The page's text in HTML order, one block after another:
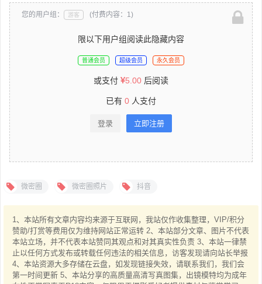
您的用户组： 游客 (付费内容：1)
限以下用户组阅读此隐藏内容
普通会员 超级会员 永久会员
或支付 5.00 后阅读
已有 0 人支付
登录 立即注册
微密圈 微密圈照片 抖音
1、本站所有文章内容均来源于互联网，我站仅作收集整理，VIP/积分
赞助/打赏等费用仅为维持网站正常运转 2、本站部分文章、图片不代表
本站立场，并不代表本站赞同其观点和对其真实性负责 3、本站一律禁
止以任何方式发布或转载任何违法的相关信息，访客发现请向站长举报
4、本站资源大多存储在云盘，如发现链接失效，请联系我们，我们会
第一时间更新 5、本站分享的高质量高清写真图集，出镜模特均为成年